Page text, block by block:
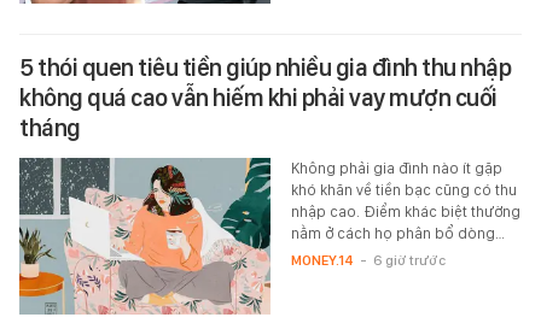
5 thói quen tiêu tiền giúp nhiều gia đình thu nhập
không quá cao vẫn hiếm khi phải vay mượn cuối
tháng
Không phải gia đình nào ít gặp
khó khăn về tiền bạc cũng có thu
nhập cao. Điểm khác biệt thường
nằm ở cách họ phân bổ dòng…
MONEY.14 - 6 giờ trước